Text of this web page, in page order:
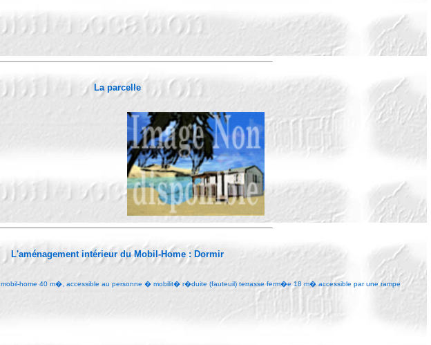
La parcelle
L'aménagement intérieur du Mobil-Home : Dormir
mobil-home 40 m�, accessible au personne � mobilit� r�duite (fauteuil) terrasse ferm�e 18 m� accessible par une rampe